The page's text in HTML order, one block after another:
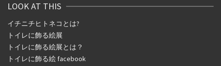
LOOK AT THIS
イチニチヒトネコとは?
トイレに飾る絵展
トイレに飾る絵展とは？
トイレに飾る絵 facebook